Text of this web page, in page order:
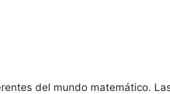
del mundo matemático.